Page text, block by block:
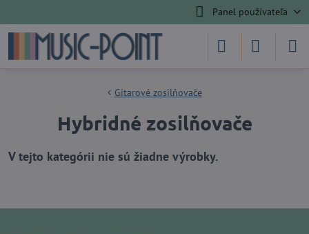
Panel používateľa
Gitarové zosilňovače
Hybridné zosilňovače